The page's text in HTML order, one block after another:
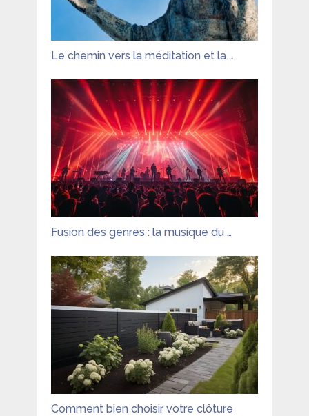
Le chemin vers la méditation et la …
Fusion des genres : la musique du …
Comment bien choisir votre clôture